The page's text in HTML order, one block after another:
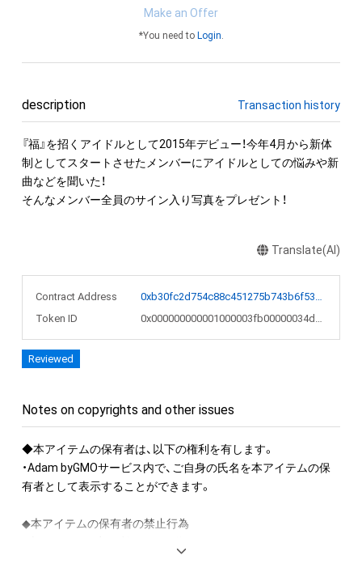
Make an Offer
*You need to Login.
description Transaction history
『福』を招くアイドルとして2015年デビュー！今年4月から新体
制としてスタートさせたメンバーにアイドルとしての悩みや新
曲などを聞いた！
そんなメンバー全員のサイン入り写真をプレゼント！
Translate(AI)
Contract Address
0xb30fc2d754c88c451275b743b6f530f19f643683
Token ID
0x000000000001000003fb00000034d228
Reviewed
Notes on copyrights and other issues
◆本アイテムの保有者は、以下の権利を有します。
・Adam byGMOサービス内で、ご自身の氏名を本アイテムの保
有者として表示することができます。
◆本アイテムの保有者の禁止行為